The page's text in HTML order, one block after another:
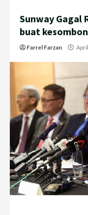
Sunway Gagal
buat
Farrel Farzan